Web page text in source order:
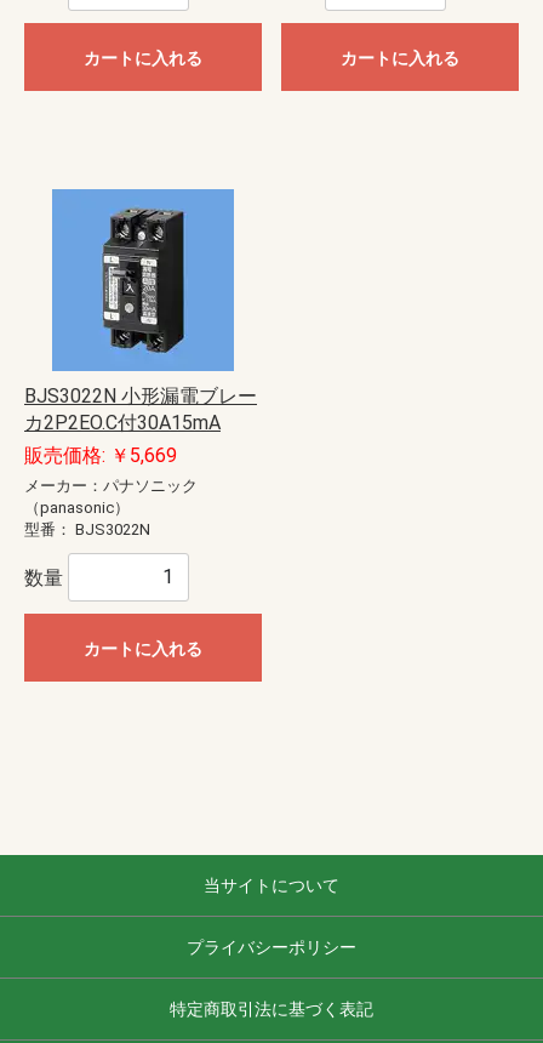
カートに入れる カートに入れる
BJS3022N 小形漏電ブレー
カ2P2EO.C付30A15mA
販売価格: ￥5,669
メーカー：パナソニック
（panasonic）
型番： BJS3022N
数量
カートに入れる
当サイトについて
プライバシーポリシー
特定商取引法に基づく表記